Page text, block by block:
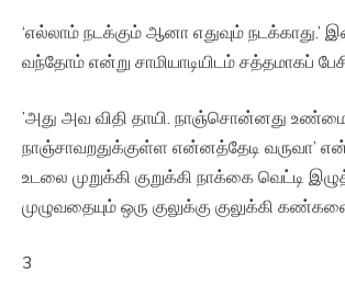
‘எல்லாம் நடக்கும் ஆனா எதுவும்
வந்தோம் என்று சாமியாடியிடம் சத்தமாகப்
’அது அவ விதி தாயி. நாஞ்சொன்னது
நாஞ்சாவறதுக்குள்ள என்னத்தேடி வருவா’
உடலை முறுக்கி குறுக்கி நாக்கை வெட்டி
முழுவதையும் ஒரு குலுக்கு குலுக்கி
3